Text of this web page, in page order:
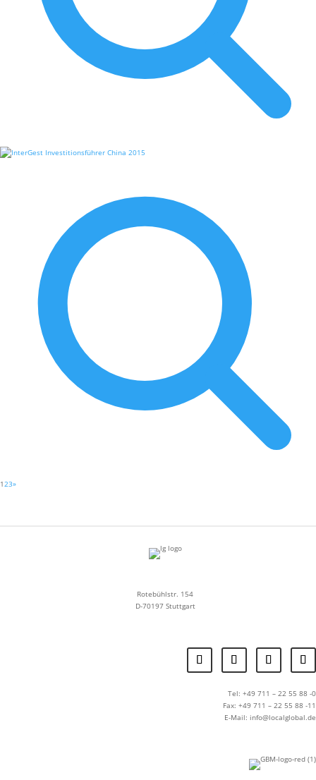
123»
Rotebühlstr. 154
D-70197 Stuttgart
Tel: +49 711 – 22 55 88 -0
Fax: +49 711 – 22 55 88 -11
E-Mail: info@localglobal.de